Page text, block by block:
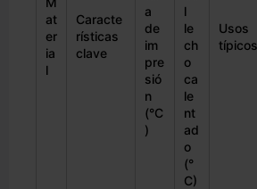
at
er
ia
l
Caracte
rísticas
clave
a
de
im
pre
sió
n
(°C
)
l
le
ch
o
ca
le
nt
ad
o
(°
C)
Usos
típicos